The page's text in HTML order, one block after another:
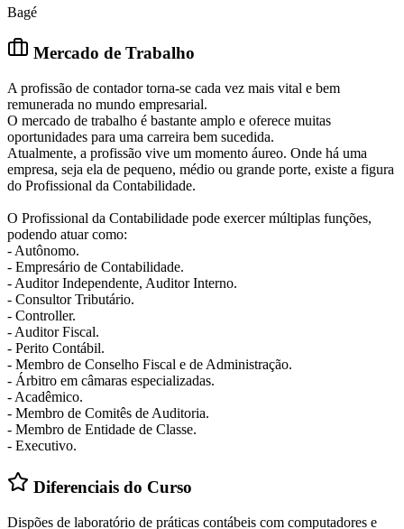
Bagé
Mercado de Trabalho
A profissão de contador torna-se cada vez mais vital e bem
remunerada no mundo empresarial.
O mercado de trabalho é bastante amplo e oferece muitas
oportunidades para uma carreira bem sucedida.
Atualmente, a profissão vive um momento áureo. Onde há uma
empresa, seja ela de pequeno, médio ou grande porte, existe a figura
do Profissional da Contabilidade.
O Profissional da Contabilidade pode exercer múltiplas funções,
podendo atuar como:
- Autônomo.
- Empresário de Contabilidade.
- Auditor Independente, Auditor Interno.
- Consultor Tributário.
- Controller.
- Auditor Fiscal.
- Perito Contábil.
- Membro de Conselho Fiscal e de Administração.
- Árbitro em câmaras especializadas.
- Acadêmico.
- Membro de Comitês de Auditoria.
- Membro de Entidade de Classe.
- Executivo.
Diferenciais do Curso
Dispões de laboratório de práticas contábeis com computadores e